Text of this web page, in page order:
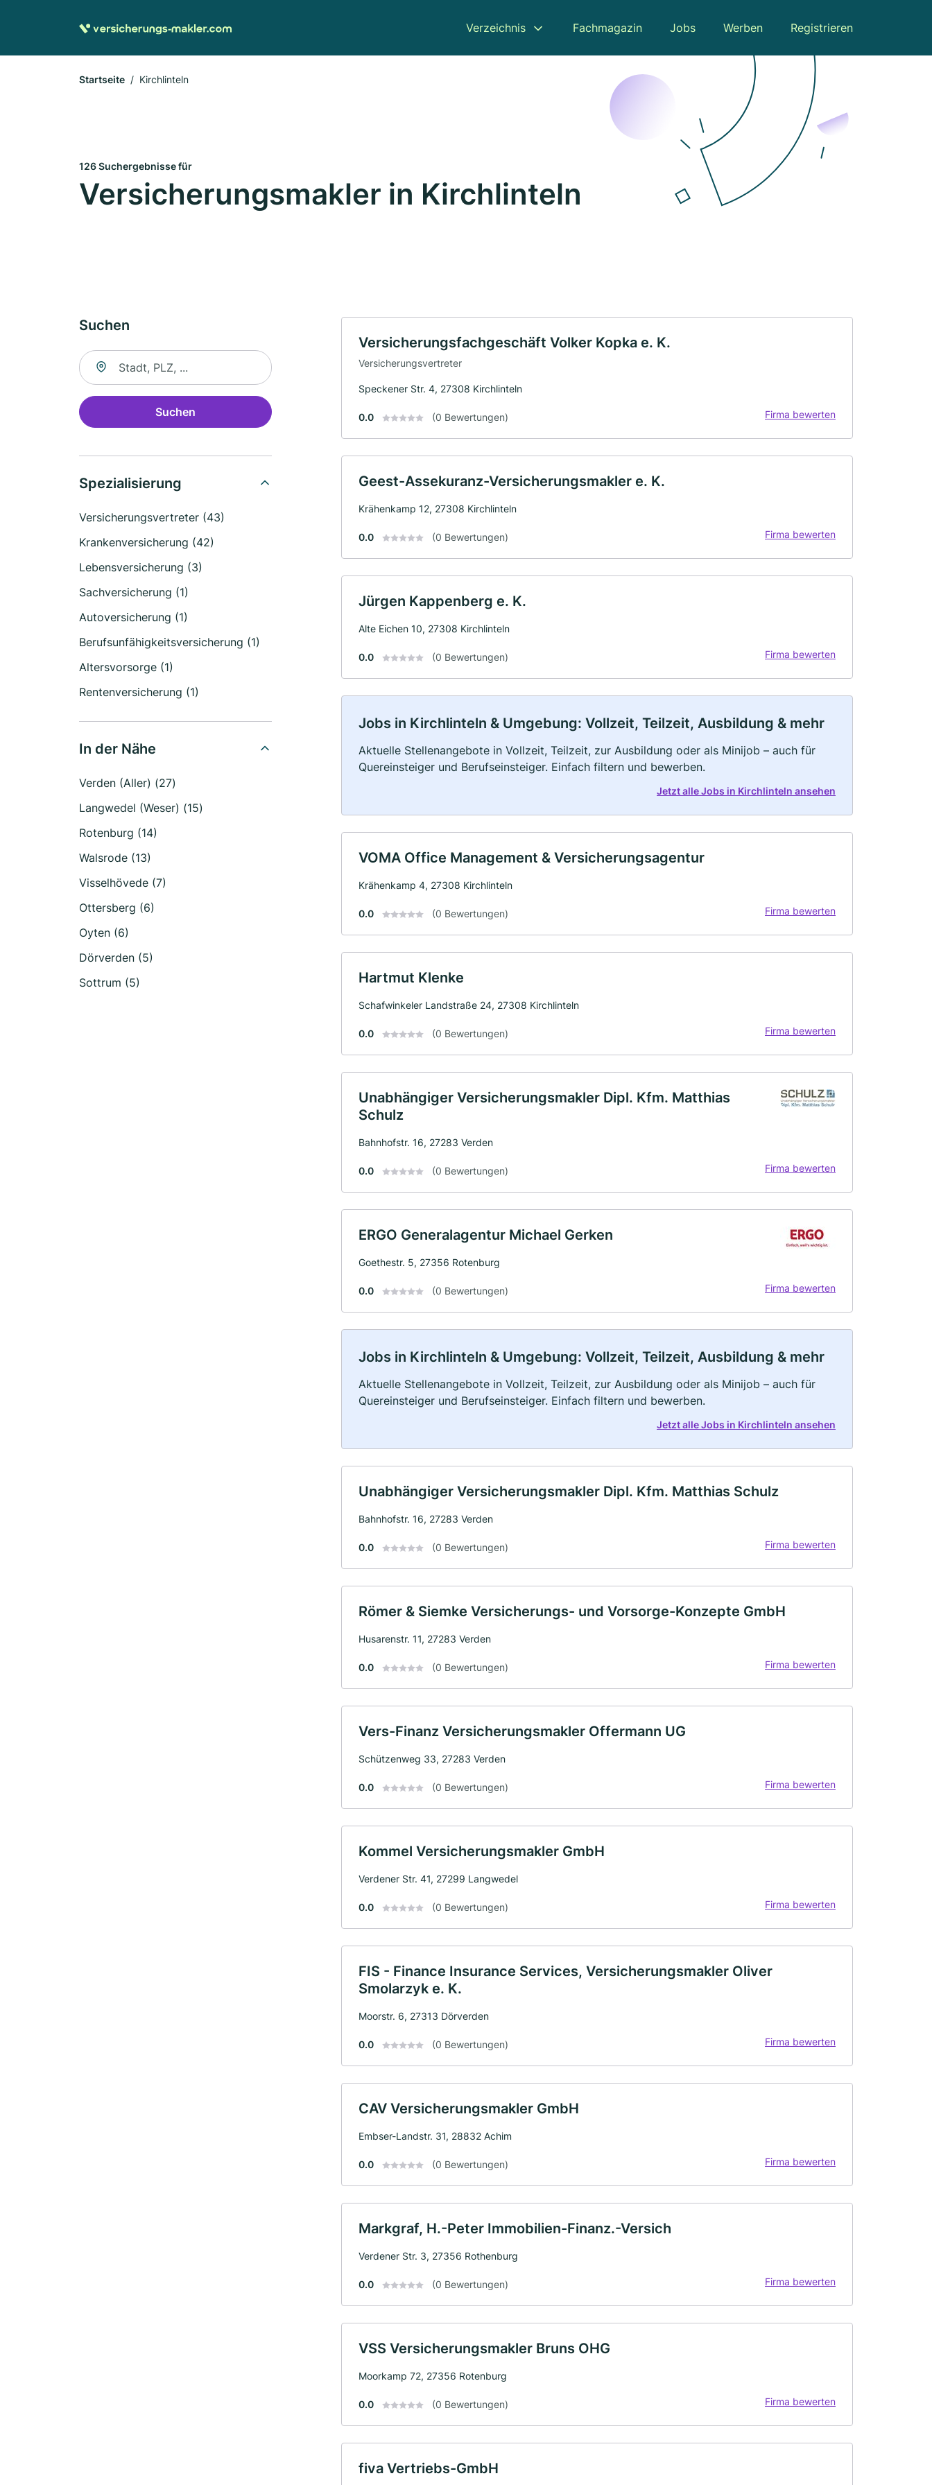
Verzeichnis Fachmagazin Jobs Werben Registrieren
Startseite Kirchlinteln
126 Suchergebnisse für
Versicherungsmakler in Kirchlinteln
Suchen
Suche nach Ort
Suchen
Spezialisierung
Versicherungsvertreter (43)
Krankenversicherung (42)
Lebensversicherung (3)
Sachversicherung (1)
Autoversicherung (1)
Berufsunfähigkeitsversicherung (1)
Altersvorsorge (1)
Rentenversicherung (1)
In der Nähe
Verden (Aller) (27)
Langwedel (Weser) (15)
Rotenburg (14)
Walsrode (13)
Visselhövede (7)
Ottersberg (6)
Oyten (6)
Dörverden (5)
Sottrum (5)
Versicherungsfachgeschäft Volker Kopka e. K.
Versicherungsvertreter
Speckener Str. 4, 27308 Kirchlinteln
0.0 (0 Bewertungen) Firma bewerten
Geest-Assekuranz-Versicherungsmakler e. K.
Krähenkamp 12, 27308 Kirchlinteln
0.0 (0 Bewertungen) Firma bewerten
Jürgen Kappenberg e. K.
Alte Eichen 10, 27308 Kirchlinteln
0.0 (0 Bewertungen) Firma bewerten
Jobs in Kirchlinteln & Umgebung: Vollzeit, Teilzeit, Ausbildung & mehr
Aktuelle Stellenangebote in Vollzeit, Teilzeit, zur Ausbildung oder als Minijob – auch für
Quereinsteiger und Berufseinsteiger. Einfach filtern und bewerben.
Jetzt alle Jobs in Kirchlinteln ansehen
VOMA Office Management & Versicherungsagentur
Krähenkamp 4, 27308 Kirchlinteln
0.0 (0 Bewertungen) Firma bewerten
Hartmut Klenke
Schafwinkeler Landstraße 24, 27308 Kirchlinteln
0.0 (0 Bewertungen) Firma bewerten
Unabhängiger Versicherungsmakler Dipl. Kfm. Matthias
Schulz
Bahnhofstr. 16, 27283 Verden
0.0 (0 Bewertungen) Firma bewerten
ERGO Generalagentur Michael Gerken
Goethestr. 5, 27356 Rotenburg
0.0 (0 Bewertungen) Firma bewerten
Jobs in Kirchlinteln & Umgebung: Vollzeit, Teilzeit, Ausbildung & mehr
Aktuelle Stellenangebote in Vollzeit, Teilzeit, zur Ausbildung oder als Minijob – auch für
Quereinsteiger und Berufseinsteiger. Einfach filtern und bewerben.
Jetzt alle Jobs in Kirchlinteln ansehen
Unabhängiger Versicherungsmakler Dipl. Kfm. Matthias Schulz
Bahnhofstr. 16, 27283 Verden
0.0 (0 Bewertungen) Firma bewerten
Römer & Siemke Versicherungs- und Vorsorge-Konzepte GmbH
Husarenstr. 11, 27283 Verden
0.0 (0 Bewertungen) Firma bewerten
Vers-Finanz Versicherungsmakler Offermann UG
Schützenweg 33, 27283 Verden
0.0 (0 Bewertungen) Firma bewerten
Kommel Versicherungsmakler GmbH
Verdener Str. 41, 27299 Langwedel
0.0 (0 Bewertungen) Firma bewerten
FIS - Finance Insurance Services, Versicherungsmakler Oliver
Smolarzyk e. K.
Moorstr. 6, 27313 Dörverden
0.0 (0 Bewertungen) Firma bewerten
CAV Versicherungsmakler GmbH
Embser-Landstr. 31, 28832 Achim
0.0 (0 Bewertungen) Firma bewerten
Markgraf, H.-Peter Immobilien-Finanz.-Versich
Verdener Str. 3, 27356 Rothenburg
0.0 (0 Bewertungen) Firma bewerten
VSS Versicherungsmakler Bruns OHG
Moorkamp 72, 27356 Rotenburg
0.0 (0 Bewertungen) Firma bewerten
fiva Vertriebs-GmbH